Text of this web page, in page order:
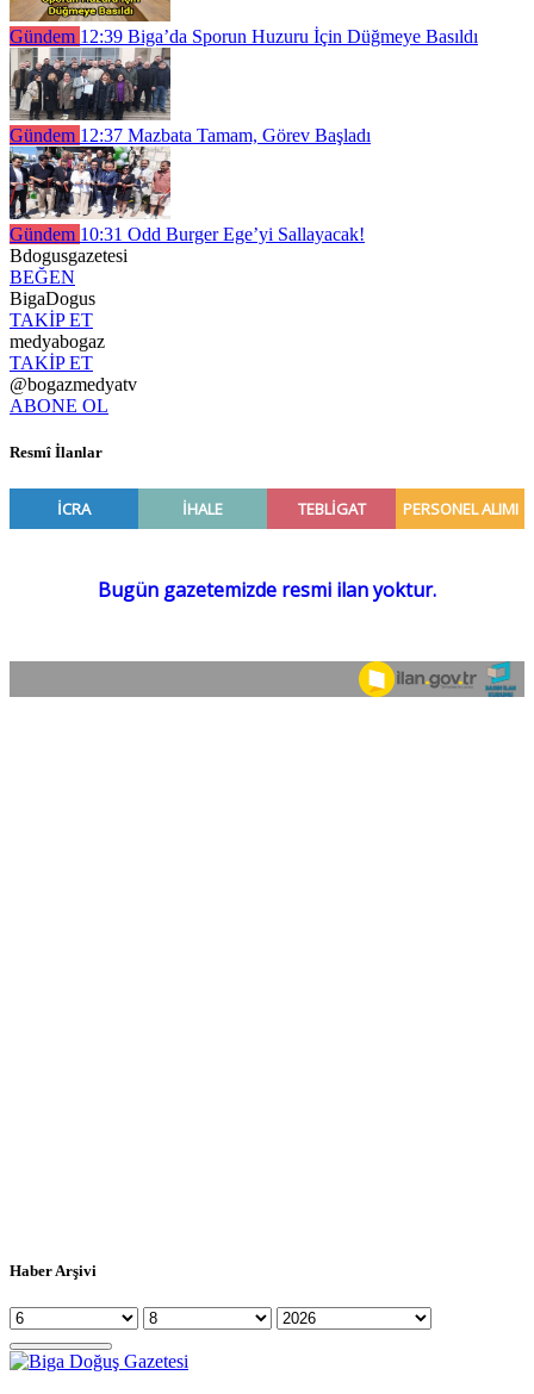
Gündem 12:39 Biga’da Sporun Huzuru İçin Düğmeye Basıldı
Gündem 12:37 Mazbata Tamam, Görev Başladı
Gündem 10:31 Odd Burger Ege’yi Sallayacak!
Bdogusgazetesi
BEĞEN
BigaDogus
TAKİP ET
medyabogaz
TAKİP ET
@bogazmedyatv
ABONE OL
Resmî İlanlar
Haber Arşivi